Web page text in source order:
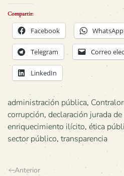
Compartir:
Facebook WhatsApp
Telegram Correo
LinkedIn
administración pública,
corrupción, declaración jurada
enriquecimiento ilícito, ética
sector público, transparencia
Anterior